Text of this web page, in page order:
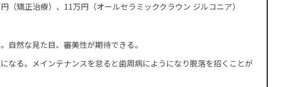
（矯正治療）、11万円（オールセラミッククラウン ジルコニア）
自然な見た目、審美性が期待できる。
なる。メインテナンスを怠ると歯周病にようになり脱落を招くことが